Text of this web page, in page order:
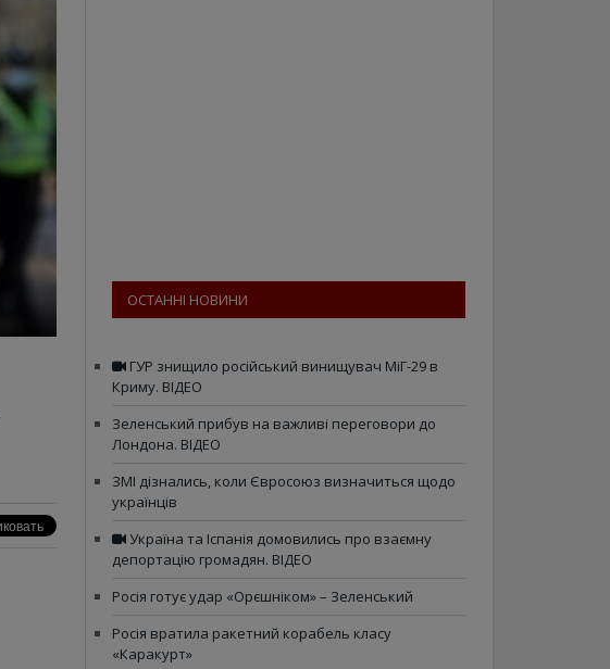
ОСТАННІ НОВИНИ
ГУР знищило російський винищувач МіГ-29 в
Криму. ВІДЕО
Зеленський прибув на важливі переговори до
Лондона. ВІДЕО
ЗМІ дізнались, коли Євросоюз визначиться щодо
українців
Україна та Іспанія домовились про взаємну
депортацію громадян. ВІДЕО
Росія готує удар «Орєшніком» – Зеленський
Росія вратила ракетний корабель класу
«Каракурт»